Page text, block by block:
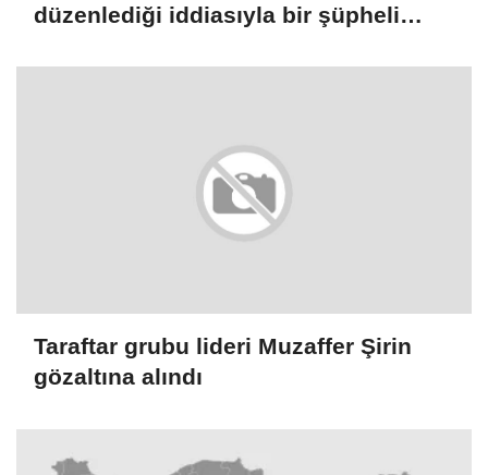
düzenlediği iddiasıyla bir şüpheli
Taraftar grubu lideri Muzaffer Şirin
gözaltına alındı